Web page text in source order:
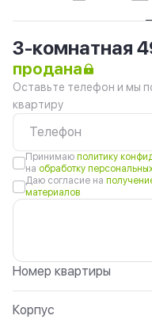
3-комнатная
продана
Оставьте телефон и мы
квартиру
Принимаю политику
на обработку
Даю согласие на
материалов
Номер квартиры
Корпус